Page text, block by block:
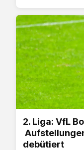
2. Liga: VfL
debütiert